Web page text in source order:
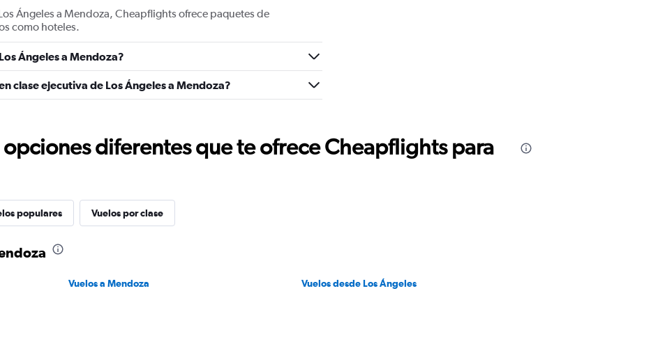
Ángeles a Mendoza, Cheapflights ofrece paquetes de
como hoteles.
Ángeles a Mendoza?
clase ejecutiva de Los Ángeles a Mendoza?
diferentes que te ofrece Cheapflights para
populares Vuelos por clase
Vuelos a Mendoza
Vuelos desde Los Ángeles